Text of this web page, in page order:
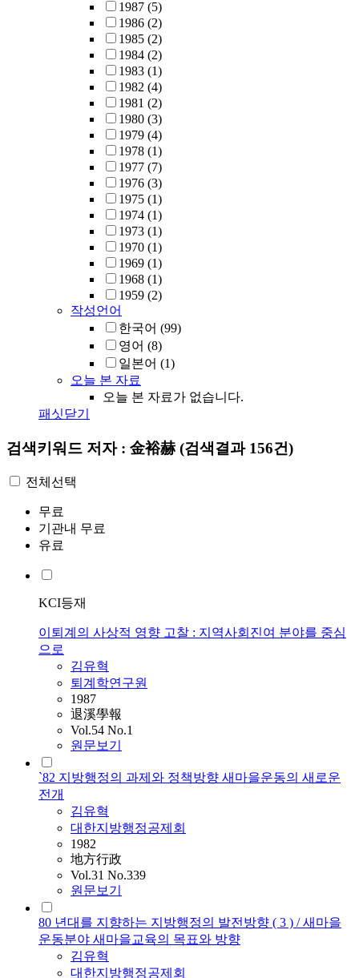
1987 (5)
1986 (2)
1985 (2)
1984 (2)
1983 (1)
1982 (4)
1981 (2)
1980 (3)
1979 (4)
1978 (1)
1977 (7)
1976 (3)
1975 (1)
1974 (1)
1973 (1)
1970 (1)
1969 (1)
1968 (1)
1959 (2)
작성언어
한국어 (99)
영어 (8)
일본어 (1)
오늘 본 자료
오늘 본 자료가 없습니다.
패싯닫기
검색키워드 저자 : 金裕赫 (검색결과 156건)
전체선택
무료
기관내 무료
유료
KCI등재
이퇴계의 사상적 영향 고찰 : 지역사회진여 분야를 중심
으로
김유혁
퇴계학연구원
1987
退溪學報
Vol.54 No.1
원문보기
`82 지방행정의 과제와 정책방향 새마을운동의 새로운
전개
김유혁
대한지방행정공제회
1982
地方行政
Vol.31 No.339
원문보기
80 년대를 지향하는 지방행정의 발전방향 ( 3 ) / 새마을
운동분야 새마을교육의 목표와 방향
김유혁
대한지방행정공제회